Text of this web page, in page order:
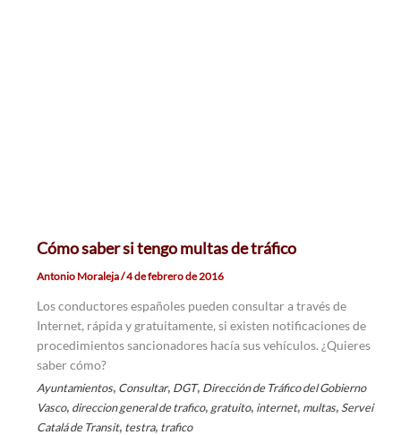
Cómo saber si tengo multas de tráfico
Antonio Moraleja/4 de febrero de 2016
Los conductores españoles pueden consultar a través de
Internet, rápida y gratuitamente, si existen notificaciones de
procedimientos sancionadores hacía sus vehículos. ¿Quieres
saber cómo?
Ayuntamientos, Consultar, DGT, Dirección de Tráfico del Gobierno
Vasco, direccion general de trafico, gratuito, internet, multas, Servei
Catalá de Transit, testra, trafico